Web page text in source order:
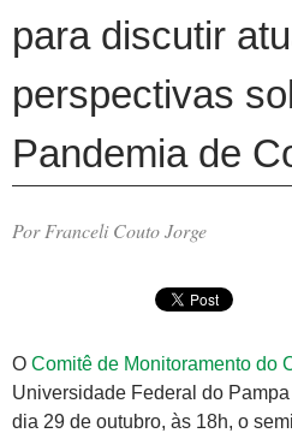
para discutir
perspectivas
Pandemia de
Por Franceli Couto Jorge
O Comitê de Monitoramento do
Universidade Federal do
dia 29 de outubro, às 18h, o